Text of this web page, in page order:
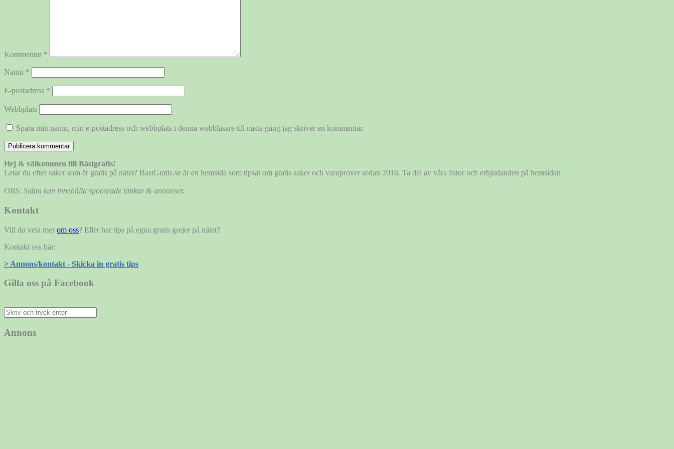
Kommentar *
Namn *
E-postadress *
Webbplats
Spara mitt namn, min e-postadress och webbplats i denna webbläsare till nästa gång jag skriver en kommentar.
Hej & välkommen till Bästgratis!
Letar du efter saker som är gratis på nätet? BastGratis.se är en hemsida som tipsat om gratis saker och varuprover sedan 2016. Ta del av våra listor och erbjudanden på hemsidan
OBS: Sidan kan innehålla sponsrade länkar & annonser.
Kontakt
Vill du veta mer om oss? Eller har tips på egna gratis grejer på nätet?
Kontakt oss här:
> Annons/kontakt - Skicka in gratis tips
Gilla oss på Facebook
Sök
efter:
Annons